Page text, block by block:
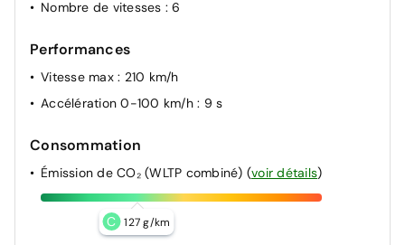
Nombre de vitesses : 6
Performances
Vitesse max : 210 km/h
Accélération 0-100 km/h : 9 s
Consommation
Émission de CO₂ (WLTP combiné) (voir détails)
C 127 g/km